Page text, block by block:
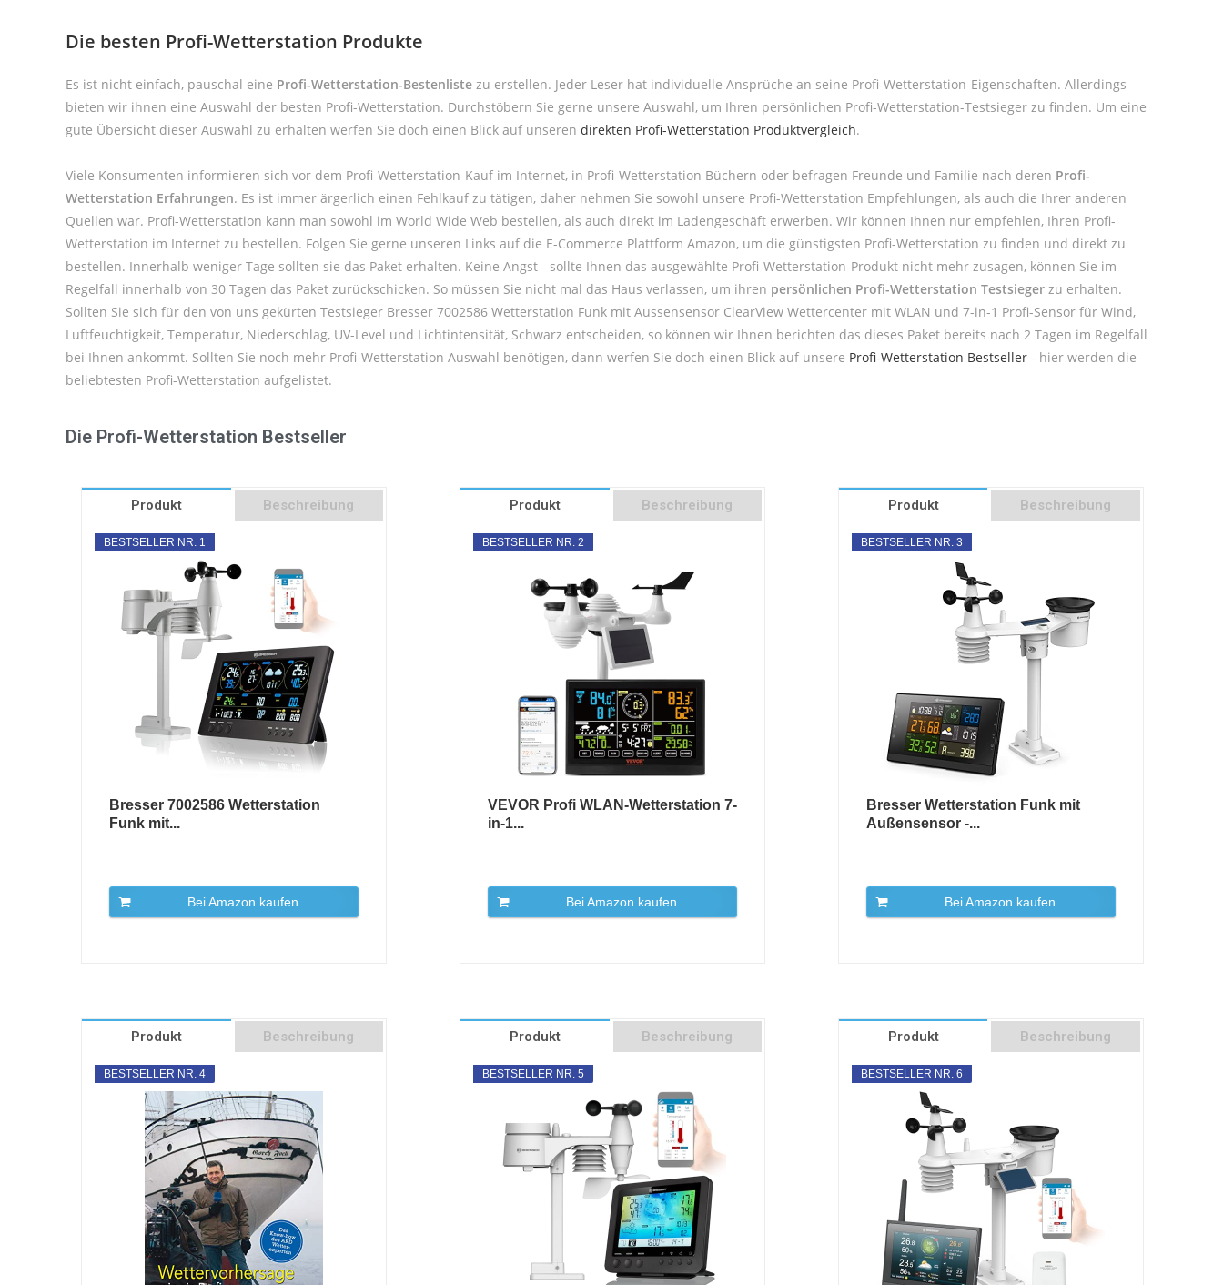
Die besten Profi-Wetterstation Produkte
Es ist nicht einfach, pauschal eine Profi-Wetterstation-Bestenliste zu erstellen. Jeder Leser hat individuelle Ansprüche an seine Profi-Wetterstation-Eigenschaften. Allerdings
bieten wir ihnen eine Auswahl der besten Profi-Wetterstation. Durchstöbern Sie gerne unsere Auswahl, um Ihren persönlichen Profi-Wetterstation-Testsieger zu finden. Um eine
gute Übersicht dieser Auswahl zu erhalten werfen Sie doch einen Blick auf unseren direkten Profi-Wetterstation Produktvergleich.
Viele Konsumenten informieren sich vor dem Profi-Wetterstation-Kauf im Internet, in Profi-Wetterstation Büchern oder befragen Freunde und Familie nach deren Profi-
Wetterstation Erfahrungen. Es ist immer ärgerlich einen Fehlkauf zu tätigen, daher nehmen Sie sowohl unsere Profi-Wetterstation Empfehlungen, als auch die Ihrer anderen
Quellen war. Profi-Wetterstation kann man sowohl im World Wide Web bestellen, als auch direkt im Ladengeschäft erwerben. Wir können Ihnen nur empfehlen, Ihren Profi-
Wetterstation im Internet zu bestellen. Folgen Sie gerne unseren Links auf die E-Commerce Plattform Amazon, um die günstigsten Profi-Wetterstation zu finden und direkt zu
bestellen. Innerhalb weniger Tage sollten sie das Paket erhalten. Keine Angst - sollte Ihnen das ausgewählte Profi-Wetterstation-Produkt nicht mehr zusagen, können Sie im
Regelfall innerhalb von 30 Tagen das Paket zurückschicken. So müssen Sie nicht mal das Haus verlassen, um ihren persönlichen Profi-Wetterstation Testsieger zu erhalten.
Sollten Sie sich für den von uns gekürten Testsieger Bresser 7002586 Wetterstation Funk mit Aussensensor ClearView Wettercenter mit WLAN und 7-in-1 Profi-Sensor für Wind,
Luftfeuchtigkeit, Temperatur, Niederschlag, UV-Level und Lichtintensität, Schwarz entscheiden, so können wir Ihnen berichten das dieses Paket bereits nach 2 Tagen im Regelfall
bei Ihnen ankommt. Sollten Sie noch mehr Profi-Wetterstation Auswahl benötigen, dann werfen Sie doch einen Blick auf unsere Profi-Wetterstation Bestseller - hier werden die
beliebtesten Profi-Wetterstation aufgelistet.
Die Profi-Wetterstation Bestseller
Produkt Beschreibung
BESTSELLER NR. 1
Bresser 7002586 Wetterstation
Funk mit...
Bei Amazon kaufen
Produkt Beschreibung
BESTSELLER NR. 2
VEVOR Profi WLAN-Wetterstation 7-
in-1...
Bei Amazon kaufen
Produkt Beschreibung
BESTSELLER NR. 3
Bresser Wetterstation Funk mit
Außensensor -...
Bei Amazon kaufen
Produkt Beschreibung
BESTSELLER NR. 4
Produkt Beschreibung
BESTSELLER NR. 5
Produkt Beschreibung
BESTSELLER NR. 6